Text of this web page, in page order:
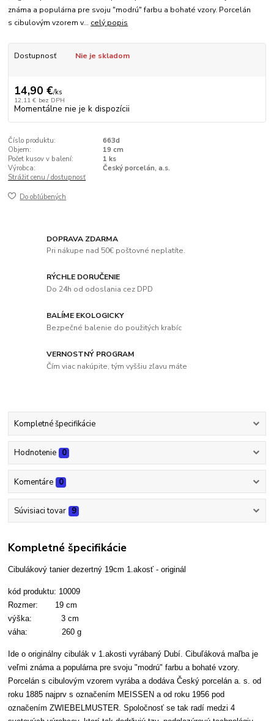
známa a populárna pre svoju "modrú" farbu a bohaté vzory. Porcelán
s cibulovým vzorem v... celý popis
Dostupnosť Nie je skladom
14,90 €/ks
12,11 € bez DPH
Momentálne nie je k dispozícii
Číslo produktu:
663d
Objem:
19 cm
Počet kusov v balení:
1 ks
Výrobca:
Český porcelán, a.s.
Strážiť cenu / dostupnosť
Do obľúbených
DOPRAVA ZDARMA
Pri nákupe nad 50€ poštovné neplatíte.
RÝCHLE DORUČENIE
Do 24h od odoslania cez DPD
BALÍME EKOLOGICKY
Bezpečné balenie do použitých krabíc
VERNOSTNÝ PROGRAM
Čím viac nakúpite, tým vyššiu zľavu máte
Kompletné špecifikácie
Hodnotenie 0
Komentáre 0
Súvisiaci tovar 9
Kompletné špecifikácie
Cibulákový tanier dezertný 19cm 1.akosť - originál
kód produktu: 10009
Rozmer: 19 cm
výška: 3 cm
váha: 260 g
Ide o originálny cibulák v 1.akosti vyrábaný Dubí. Cibuľáková maľba je
veľmi známa a populárna pre svoju "modrú" farbu a bohaté vzory.
Porcelán s cibulovým vzorem vyrába a dodáva Český porcelán a. s. od
roku 1885 najprv s označením MEISSEN a od roku 1956 pod
označením ZWIEBELMUSTER. Spoločnosť se tak radí medzi 4